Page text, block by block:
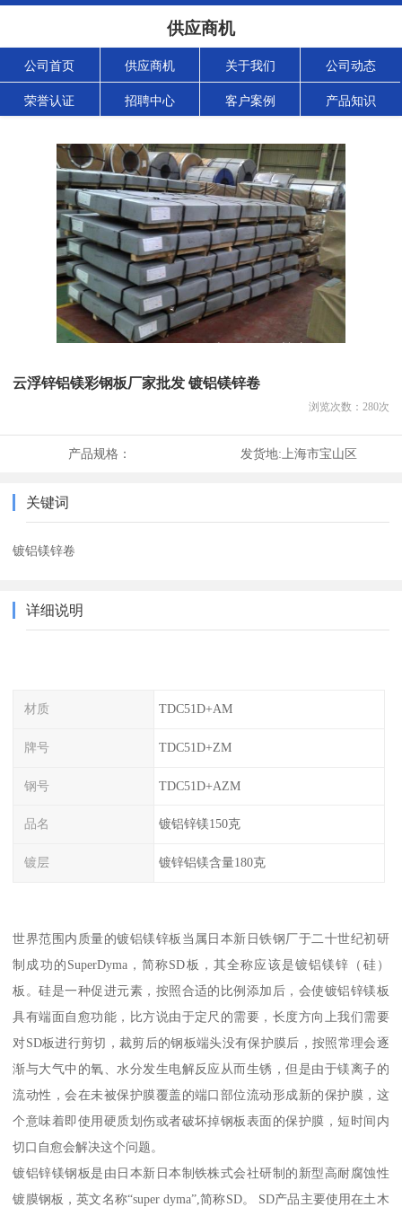
供应商机
公司首页 供应商机 关于我们 公司动态
荣誉认证 招聘中心 客户案例 产品知识
云浮锌铝镁彩钢板厂家批发 镀铝镁锌卷
浏览次数： 280次
产品规格： 发货地: 上海市宝山区
关键词
镀铝镁锌卷
详细说明
材质 TDC51D+AM
牌号 TDC51D+ZM
钢号 TDC51D+AZM
品名 镀铝锌镁150克
镀层 镀锌铝镁含量180克
世界范围内质量的镀铝镁锌板当属日本新日铁钢厂于二十世纪初研
制成功的SuperDyma，简称SD板，其全称应该是镀铝镁锌（硅）
板。硅是一种促进元素，按照合适的比例添加后，会使镀铝锌镁板
具有端面自愈功能，比方说由于定尺的需要，长度方向上我们需要
对SD板进行剪切，裁剪后的钢板端头没有保护膜后，按照常理会逐
渐与大气中的氧、水分发生电解反应从而生锈，但是由于镁离子的
流动性，会在未被保护膜覆盖的端口部位流动形成新的保护膜，这
个意味着即使用硬质划伤或者破坏掉钢板表面的保护膜，短时间内
切口自愈会解决这个问题。
镀铝锌镁钢板是由日本新日本制铁株式会社研制的新型高耐腐蚀性
镀膜钢板，英文名称“super dyma”,简称SD。 SD产品主要使用在土木